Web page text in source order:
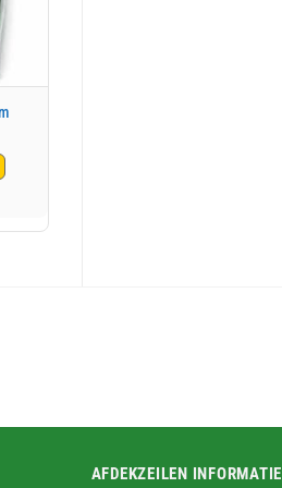
AFDEKZEILEN INFORMATIE